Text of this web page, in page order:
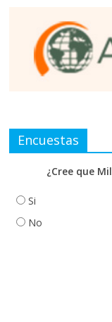
Encuestas
¿Cree que
Si
No